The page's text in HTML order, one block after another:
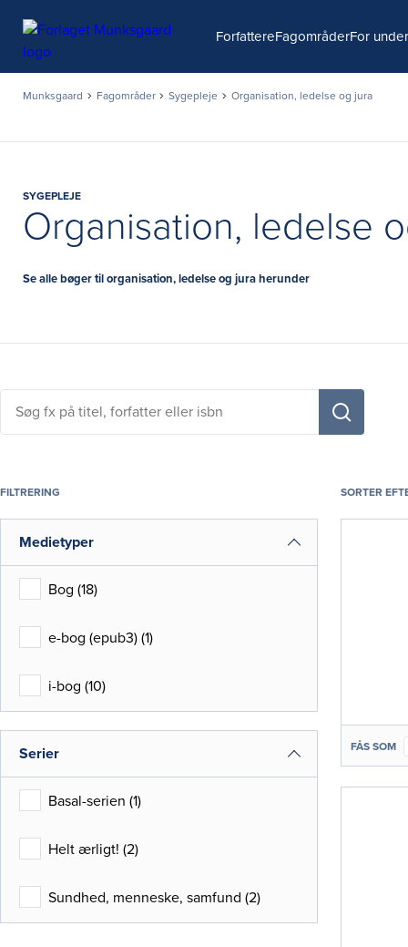
ForfattereFagområderFor
Munksgaard Fagområder Sygepleje Organisation, ledelse og jura
SYGEPLEJE
Organisation, ledelse
Se alle bøger til organisation, ledelse og jura herunder
fag,
isbn
FILTRERING
Medietyper
Bog (18)
e-bog (epub3) (1)
i-bog (10)
Serier
Basal-serien (1)
Helt ærligt! (2)
Sundhed, menneske, samfund (2)
SORTER
FÅS SOM